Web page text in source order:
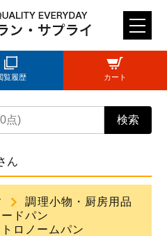
M
E
U
検索
覧履歴 カート
ん
調理小物・厨房用品
ドパン
ロノームパン